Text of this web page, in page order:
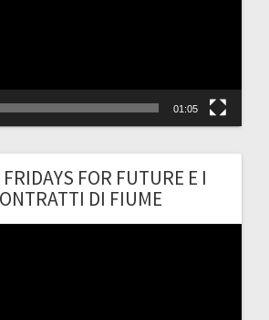
01:05
FOR FUTURE E I
DI FIUME